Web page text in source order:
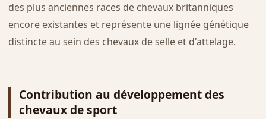
des plus anciennes races de chevaux britanniques
encore existantes et représente une lignée génétique
distincte au sein des chevaux de selle et d'attelage.
Contribution au développement des
chevaux de sport